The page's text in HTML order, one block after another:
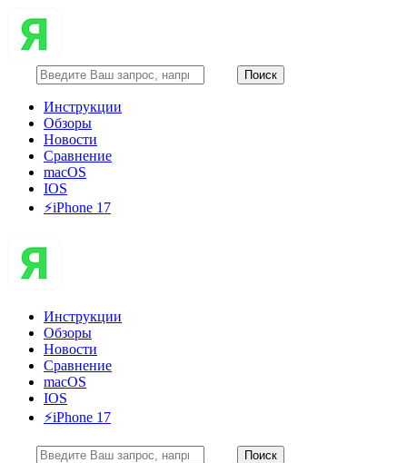
Инструкции
Обзоры
Новости
Сравнение
macOS
IOS
⚡️iPhone 17
Инструкции
Обзоры
Новости
Сравнение
macOS
IOS
⚡️iPhone 17